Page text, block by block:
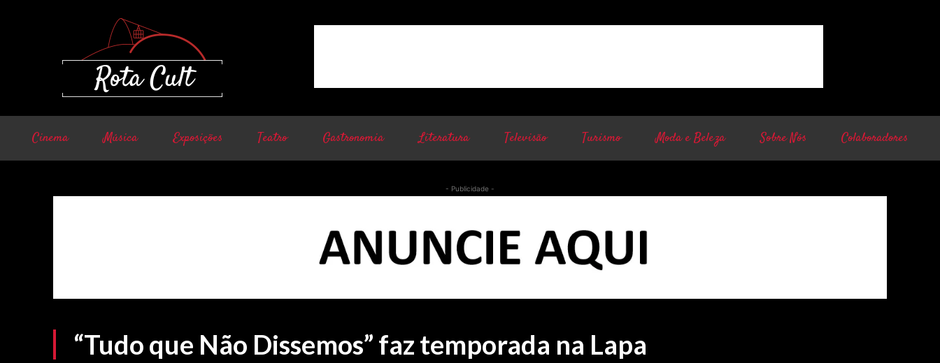
Cinema Música Exposições Teatro Gastronomia Literatura Televisão Turismo Moda e Beleza Sobre Nós Colaboradores
- Publicidade -
“Tudo que Não Dissemos” faz temporada na Lapa